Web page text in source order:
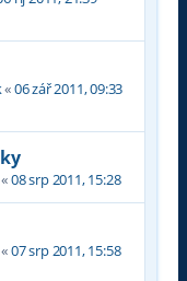
«06 zář 2011, 09:33
«08 srp 2011, 15:28
«07 srp 2011, 15:58